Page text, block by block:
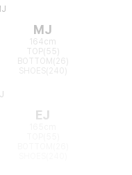
MJ
164cm
TOP(55)
BOTTOM(26)
EJ